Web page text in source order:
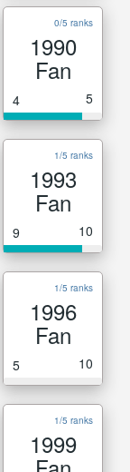
0/5 ranks
1990
Fan
4 5
1/5 ranks
1993
Fan
9 10
1/5 ranks
1996
Fan
5 10
1/5 ranks
1999